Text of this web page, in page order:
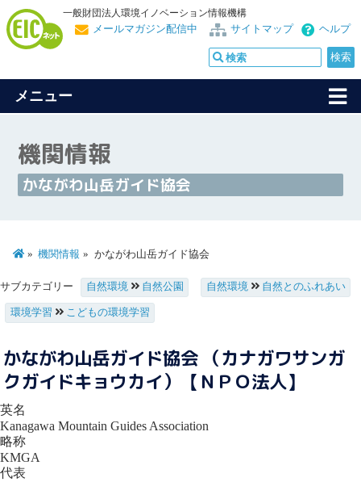
一般財団法人環境イノベーション情報機構
ヘルプ
サイトマップ
メールマガジン配信中
メニュー
機関情報
かながわ山岳ガイド協会
機関情報 かながわ山岳ガイド協会
サブカテゴリー 自然環境 自然公園 自然環境 自然とのふれあい
環境学習 こどもの環境学習
かながわ山岳ガイド協会 （カナガワサンガ
クガイドキョウカイ）【ＮＰＯ法人】
英名
Kanagawa Mountain Guides Association
略称
KMGA
代表